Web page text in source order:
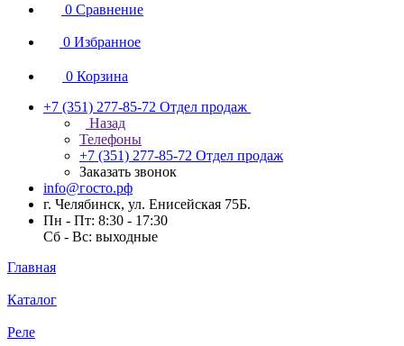
0 Сравнение
0 Избранное
0 Корзина
+7 (351) 277-85-72 Отдел продаж
Назад
Телефоны
+7 (351) 277-85-72 Отдел продаж
Заказать звонок
info@госто.рф
г. Челябинск, ул. Енисейская 75Б.
Пн - Пт: 8:30 - 17:30
Сб - Вс: выходные
Главная
Каталог
Реле